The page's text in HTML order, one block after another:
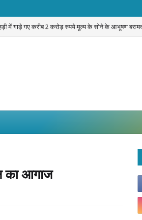
में गाड़े गए करीब 2 करोड़ रुपये मूल्य के सोने के आभूषण
का आगाज